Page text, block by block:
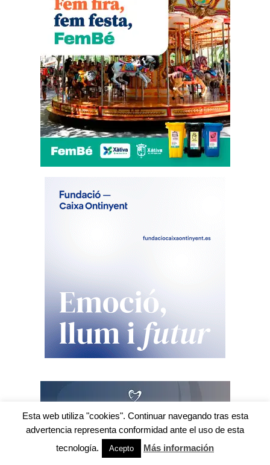
Esta web utiliza "cookies". Continuar navegando tras esta
advertencia representa conformidad ante el uso de esta
tecnología.
Acepto Más información